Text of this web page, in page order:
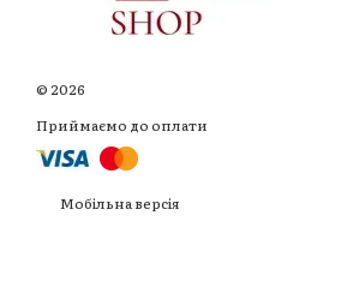
© 2026
Приймаємо до оплати
Мобільна версія